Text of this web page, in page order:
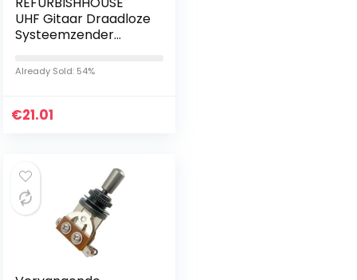
UHF Gitaar Draadloze
Systeemzender
Ingebouwde
Oplaadbare
Already Sold: 54%
€21.01